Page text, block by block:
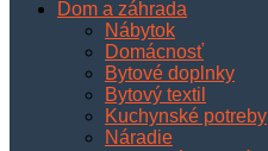
Dom a záhrada
Nábytok
Domácnosť
Bytové doplnky
Bytový textil
Kuchynské potreby
Náradie